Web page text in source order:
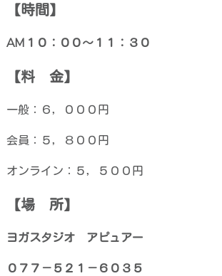
【時間】
AM１０：００～１１：３０
【料 金】
一般：６，０００円
会員：５，８００円
オンライン：５，５００円
【場 所】
ヨガスタジオ アピュアー
０７７－５２１－６０３５